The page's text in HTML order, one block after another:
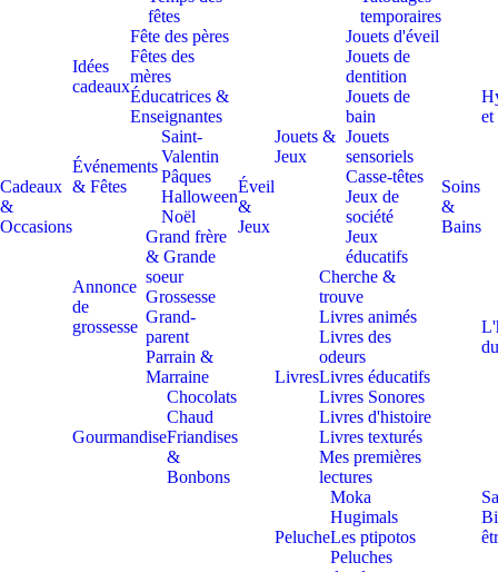
Cadeaux
&
Occasions
fêtes
Idées
cadeaux
Fête des pères
Fêtes des
mères
Éducatrices &
Enseignantes
Événements
& Fêtes
Saint-
Valentin
Pâques
Halloween
Noël
Annonce
de
grossesse
Grand frère
& Grande
soeur
Grossesse
Grand-
parent
Parrain &
Marraine
Gourmandise
Chocolats
Chaud
Friandises
&
Bonbons
Éveil
&
Jeux
temporaires
Jouets &
Jeux
Jouets d'éveil
Jouets de
dentition
Jouets de
bain
Jouets
sensoriels
Casse-têtes
Jeux de
société
Jeux
éducatifs
Livres
Cherche &
trouve
Livres animés
Livres des
odeurs
Livres éducatifs
Livres Sonores
Livres d'histoire
Livres texturés
Mes premières
lectures
Peluche
Moka
Hugimals
Les ptipotos
Peluches
Soins
&
Bains
et